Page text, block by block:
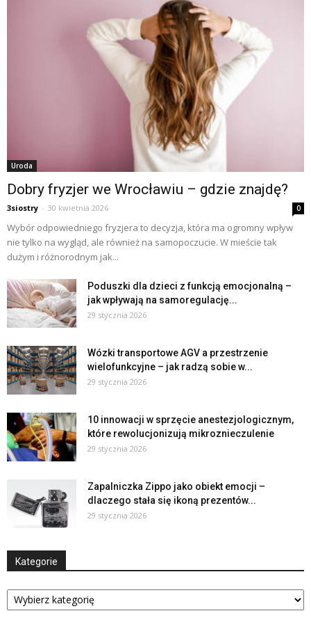
Uroda
Dobry fryzjer we Wrocławiu – gdzie znajdę?
3siostry - 30 kwietnia 2026 0
Wybór odpowiedniego fryzjera to decyzja, która ma ogromny wpływ
nie tylko na wygląd, ale również na samopoczucie. W mieście tak
dużym i różnorodnym jak...
Poduszki dla dzieci z funkcją emocjonalną –
jak wpływają na samoregulację...
29 stycznia 2026
Wózki transportowe AGV a przestrzenie
wielofunkcyjne – jak radzą sobie w...
29 stycznia 2026
10 innowacji w sprzęcie anestezjologicznym,
które rewolucjonizują mikroznieczulenie
29 stycznia 2026
Zapalniczka Zippo jako obiekt emocji –
dlaczego stała się ikoną prezentów...
29 stycznia 2026
Kategorie
Kategorie